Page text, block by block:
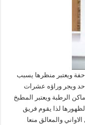
ويعتبر منظرها يسبب
ويجر وراؤه عشرات
الرطبة ويعتبر المطبخ
لظهورها لذا يقوم فريق
والمعالق منعا